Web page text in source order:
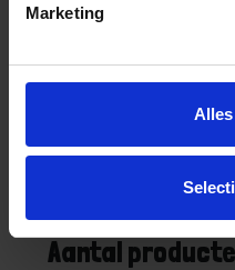
Marketing
Bestel nu!
Aantal